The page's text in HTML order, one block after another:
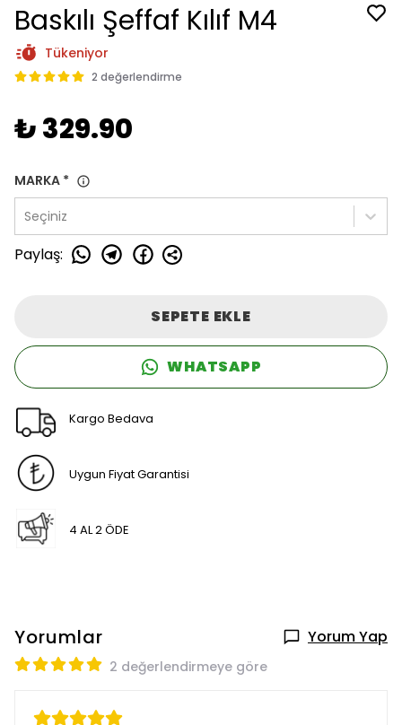
Baskılı Şeffaf Kılıf M4
Tükeniyor
2 değerlendirme
₺ 329.90
MARKA *
Seçiniz
Paylaş:
SEPETE EKLE
WHATSAPP
Kargo Bedava
Uygun Fiyat Garantisi
4 AL 2 ÖDE
Yorumlar Yorum Yap
2 değerlendirmeye göre